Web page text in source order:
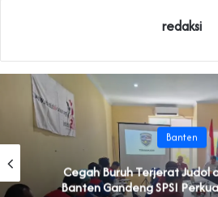
redaksi
Banten
Cegah Buruh Terjerat Judol
Banten Gandeng SPSI